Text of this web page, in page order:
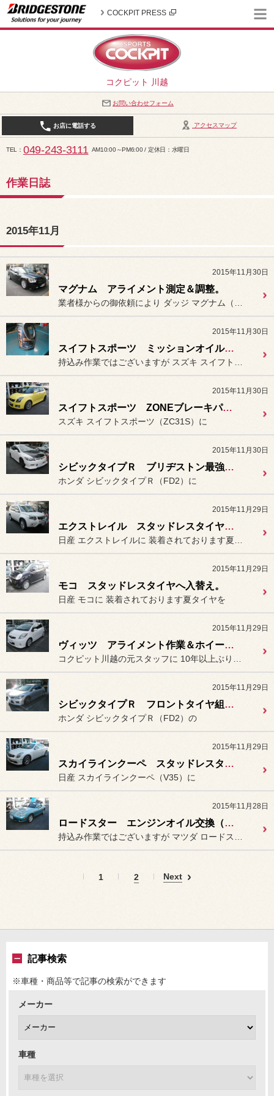
コクピット 川越
COCKPIT PRESS
お問い合わせフォーム
アクセスマップ
お店に電話する
TEL 049-243-3111 AM10:00～PM6:00 / 定休日：水曜日
作業日誌
2015年11月
2015年11月30日
マグナム アライメント測定＆調整。
2015年11月30日
スイフトスポーツ ミッションオイル交換（持込み）
2015年11月30日
スイフトスポーツ ZONEブレーキパッド装着＆ブレーキフルードエア抜き。
スズキ スイフトスポーツ（ZC31S）に
2015年11月30日
シビックタイプＲ ブリヂストン最強スポーツタイヤ「ポテンザ RE-71R」装着。
ホンダ シビックタイプＲ（FD2）に
2015年11月29日
エクストレイル スタッドレスタイヤへ入替え。
2015年11月29日
モコ スタッドレスタイヤへ入替え。
日産 モコに 装着されております夏タイヤを
2015年11月29日
ヴィッツ アライメント作業＆ホイールバランス調整。
2015年11月29日
シビックタイプＲ フロントタイヤ組替え。
ホンダ シビックタイプＲ（FD2）の
2015年11月29日
スカイラインクーペ スタッドレスタイヤへ入替え。
日産 スカイラインクーペ（V35）に
2015年11月28日
ロードスター エンジンオイル交換（持込み）
1 2 Next
記事検索
※車種・商品等で記事の検索ができます
メーカー
車種